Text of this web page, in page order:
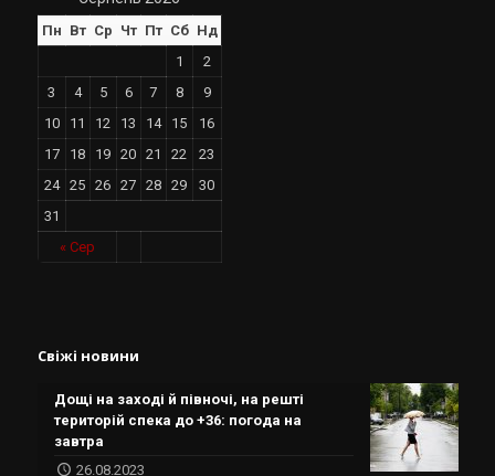
Пн Вт Ср Чт Пт Сб Нд
« Сер
1
2
3
4 5 6 7 8
9
10
11 12 13 14 15
16
17
18 19 20 21 22
23
24
25 26 27 28 29
30
31
Свіжі новини
Дощі на заході й півночі, на решті
територій спека до +36: погода на
завтра
26.08.2023